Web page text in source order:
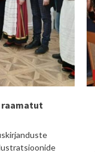
raamatut